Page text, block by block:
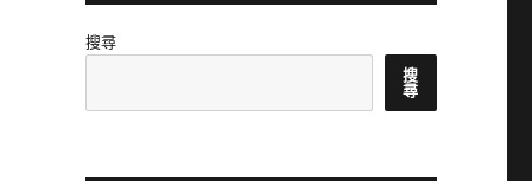
搜尋
搜
尋